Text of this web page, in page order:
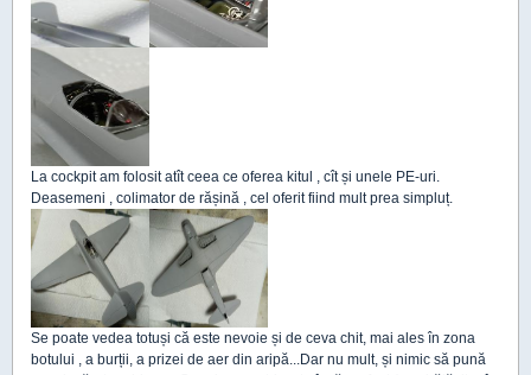
La cockpit am folosit atît ceea ce oferea kitul , cît și unele PE-uri.
Deasemeni , colimator de rășină , cel oferit fiind mult prea simpluț.
Se poate vedea totuși că este nevoie și de ceva chit, mai ales în zona
botului , a burții, a prizei de aer din aripă...Dar nu mult, și nimic să pună